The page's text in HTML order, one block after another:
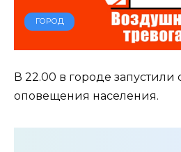
ГОРОД
В 22.00 в городе запустили
оповещения населения.